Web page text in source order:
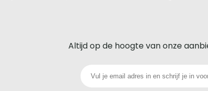
Altijd op de hoogte van onze